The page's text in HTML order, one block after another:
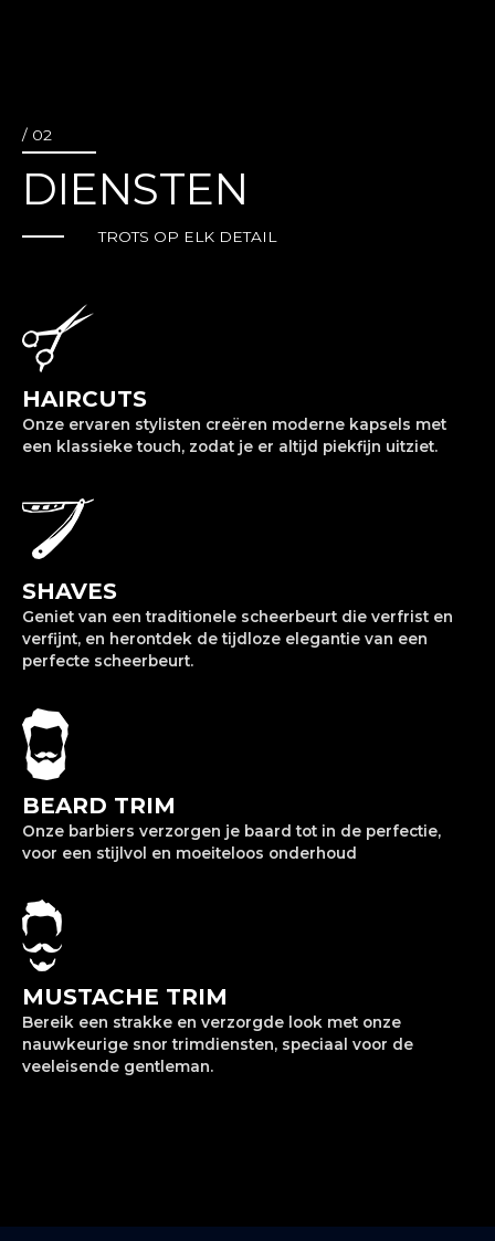
/ 02
DIENSTEN
TROTS OP ELK DETAIL
HAIRCUTS
Onze ervaren stylisten creëren moderne kapsels met
een klassieke touch, zodat je er altijd piekfijn uitziet.
SHAVES
Geniet van een traditionele scheerbeurt die verfrist en
verfijnt, en herontdek de tijdloze elegantie van een
perfecte scheerbeurt.
BEARD TRIM
Onze barbiers verzorgen je baard tot in de perfectie,
voor een stijlvol en moeiteloos onderhoud
MUSTACHE TRIM
Bereik een strakke en verzorgde look met onze
nauwkeurige snor trimdiensten, speciaal voor de
veeleisende gentleman.